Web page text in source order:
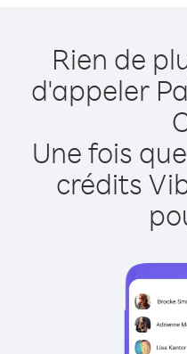
Rien de
d'appeler
Une fois
crédits